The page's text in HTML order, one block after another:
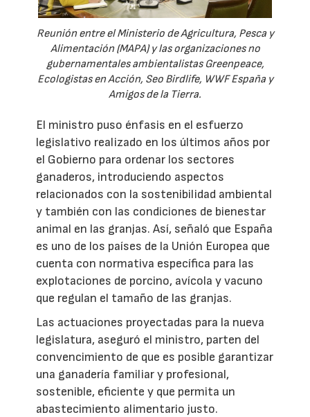
Reunión entre el Ministerio de Agricultura, Pesca y
Alimentación (MAPA) y las organizaciones no
gubernamentales ambientalistas Greenpeace,
Ecologistas en Acción, Seo Birdlife, WWF España y
Amigos de la Tierra.
El ministro puso énfasis en el esfuerzo
legislativo realizado en los últimos años por
el Gobierno para ordenar los sectores
ganaderos, introduciendo aspectos
relacionados con la sostenibilidad ambiental
y también con las condiciones de bienestar
animal en las granjas. Así, señaló que España
es uno de los países de la Unión Europea que
cuenta con normativa específica para las
explotaciones de porcino, avícola y vacuno
que regulan el tamaño de las granjas.
Las actuaciones proyectadas para la nueva
legislatura, aseguró el ministro, parten del
convencimiento de que es posible garantizar
una ganadería familiar y profesional,
sostenible, eficiente y que permita un
abastecimiento alimentario justo.